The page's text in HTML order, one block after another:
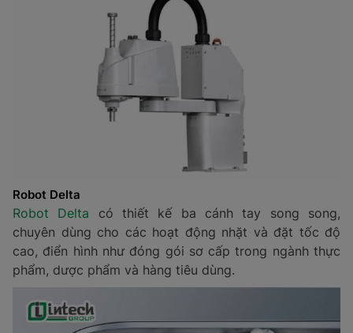
Robot Delta
Robot Delta có thiết kế ba cánh tay song song,
chuyên dùng cho các hoạt động nhặt và đặt tốc độ
cao, điển hình như đóng gói sơ cấp trong ngành thực
phẩm, dược phẩm và hàng tiêu dùng.